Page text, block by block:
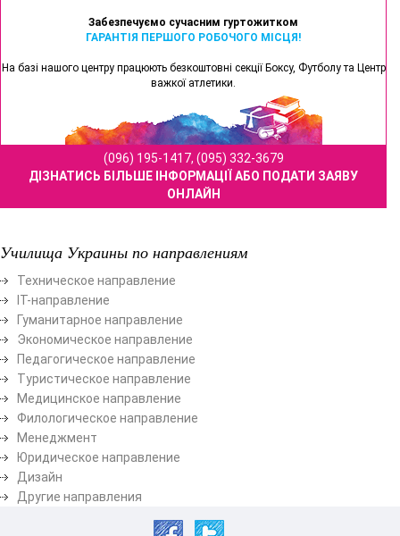
Забезпечуємо сучасним гуртожитком
ГАРАНТІЯ ПЕРШОГО РОБОЧОГО МІСЦЯ!
На базі нашого центру працюють безкоштовні секції Боксу, Футболу та Центр
важкої атлетики.
(096) 195-1417, (095) 332-3679
ДІЗНАТИСЬ БІЛЬШЕ ІНФОРМАЦІЇ АБО ПОДАТИ ЗАЯВУ
ОНЛАЙН
Училища Украины по направлениям
Техническое направление
ІТ-направление
Гуманитарное направление
Экономическое направление
Педагогическое направление
Туристическое направление
Медицинское направление
Филологическое направление
Менеджмент
Юридическое направление
Дизайн
Другие направления